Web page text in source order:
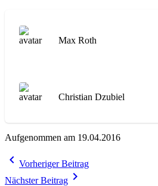
Max Roth
Christian Dzubiel
Aufgenommen am 19.04.2016
Beitragsnavigation
navigate_before Vorheriger Beitrag
Nächster Beitrag navigate_next